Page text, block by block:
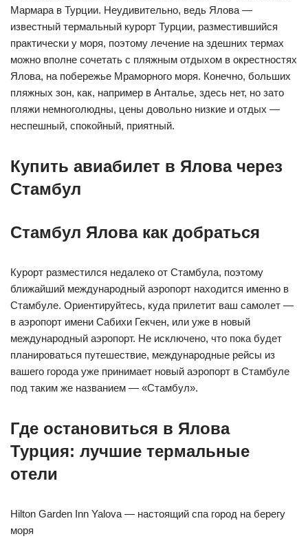
Мармара в Турции. Неудивительно, ведь Ялова —
известный термальный курорт Турции, разместившийся
практически у моря, поэтому лечение на здешних термах
можно вполне сочетать с пляжным отдыхом в окрестностях
Ялова, на побережье Мраморного моря. Конечно, больших
пляжных зон, как, например в Анталье, здесь нет, но зато
пляжи немноголюдны, цены довольно низкие и отдых —
неспешный, спокойный, приятный.
Купить авиабилет в Ялова через
Стамбул
Стамбул Ялова как добраться
Курорт разместился недалеко от Стамбула, поэтому
ближайший международный аэропорт находится именно в
Стамбуле. Ориентируйтесь, куда прилетит ваш самолет —
в аэропорт имени Сабихи Гекчен, или уже в новый
международный аэропорт. Не исключено, что пока будет
планироваться путешествие, международные рейсы из
вашего города уже принимает новый аэропорт в Стамбуле
под таким же названием — «Стамбул».
Где остановиться в Ялова
Турция: лучшие термальные
отели
Hilton Garden Inn Yalova — настоящий спа город на берегу
моря